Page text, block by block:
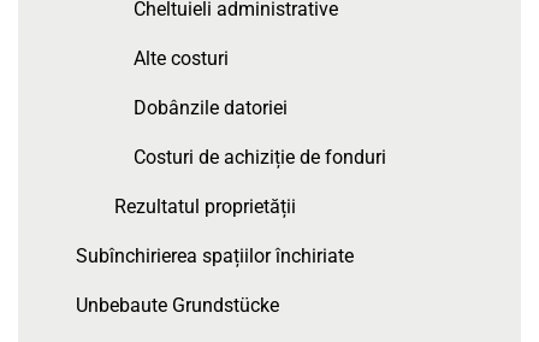
Cheltuieli administrative
Alte costuri
Dobânzile datoriei
Costuri de achiziție de fonduri
Rezultatul proprietății
Subînchirierea spațiilor închiriate
Unbebaute Grundstücke